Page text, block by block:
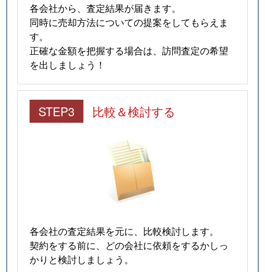
各会社から、査定結果が届きます。
同時に売却方法についての提案をしてもらえま
す。
正確な金額を把握する場合は、訪問査定の希望
を出しましょう！
STEP3 比較＆検討する
各会社の査定結果を元に、比較検討します。
契約をする前に、どの会社に依頼をするかしっ
かりと検討しましょう。